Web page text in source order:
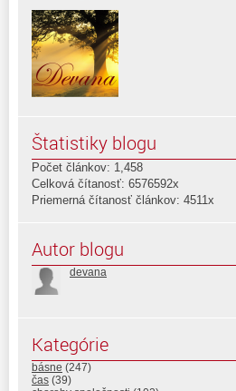
Štatistiky blogu
Počet článkov: 1,458
Celková čítanosť: 6576592x
Priemerná čítanosť článkov: 4511x
Autor blogu
devana
Kategórie
básne (247)
čas (39)